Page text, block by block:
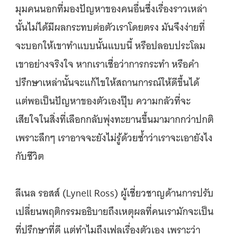
มุมคนนอกที่มองปัญหาของคนอื่นซึ่งเรื่องราวเหล่า
นั้นไม่ได้มีผลกระทบต่อตัวเราโดยตรง มันจึงง่ายที่
จะบอกให้เขาทำแบบนั้นแบบนี้ หรือปลอบประโลม
เขาอย่างจริงใจ หากเราเชื่อว่าการกระทำ หรือคำ
ปรึกษาเหล่านั้นจะแก้ไขให้สถานการณ์ให้ดีขึ้นได้
แต่พอเป็นปัญหาของตัวเองปุ๊บ ความกลัวที่จะ
เสียใจในสิ่งที่เลือกกลับพุ่งทะยานขึ้นมามากกว่าปกติ
เพราะลึกๆ เราอาจจะยังไม่รู้ด้วยซ้ำว่าเราจะเอายังไง
กับชีวิต
ลีเนล รอสส์ (Lynell Ross) ผู้เชี่ยวชาญด้านการปรับ
เปลี่ยนพฤติกรรมอธิบายถึงเหตุผลที่คนเรามักจะเป็น
ที่ปรึกษาที่ดี แต่ทำไมถึงเฟลเรื่องตัวเอง เพราะว่า